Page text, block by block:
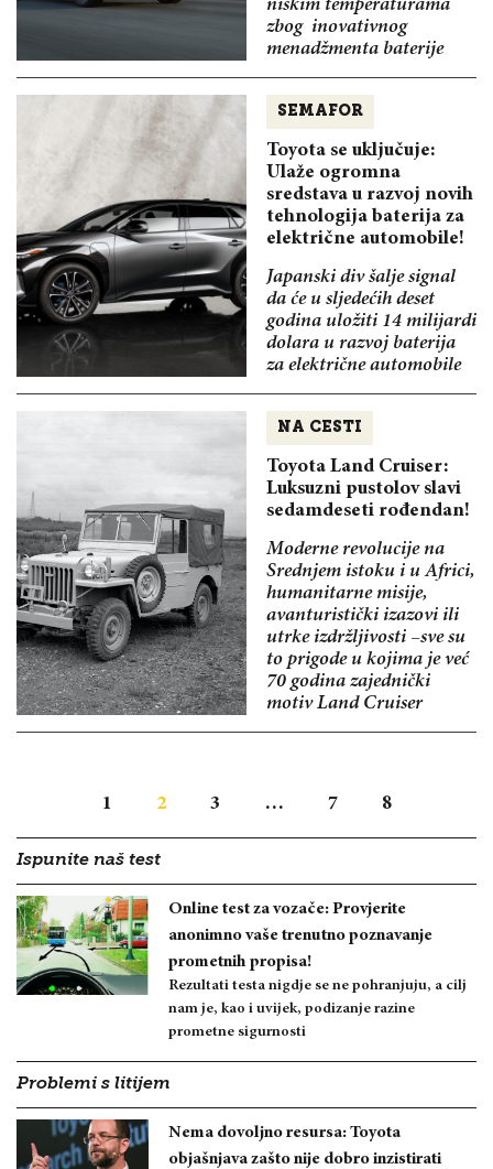
niskim temperaturama
zbog inovativnog
menadžmenta baterije
SEMAFOR
Toyota se uključuje:
Ulaže ogromna
sredstava u razvoj novih
tehnologija baterija za
električne automobile!
Japanski div šalje signal
da će u sljedećih deset
godina uložiti 14 milijardi
dolara u razvoj baterija
za električne automobile
NA CESTI
Toyota Land Cruiser:
Luksuzni pustolov slavi
sedamdeseti rođendan!
Moderne revolucije na
Srednjem istoku i u Africi,
humanitarne misije,
avanturistički izazovi ili
utrke izdržljivosti –sve su
to prigode u kojima je već
70 godina zajednički
motiv Land Cruiser
1 2 3 … 7 8
Ispunite naš test
Online test za vozače: Provjerite
anonimno vaše trenutno poznavanje
prometnih propisa!
Rezultati testa nigdje se ne pohranjuju, a cilj
nam je, kao i uvijek, podizanje razine
prometne sigurnosti
Problemi s litijem
Nema dovoljno resursa: Toyota
objašnjava zašto nije dobro inzistirati